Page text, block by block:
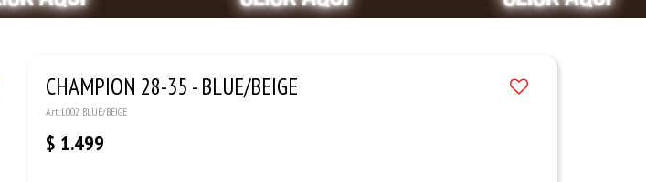
CHAMPION 28-35 - BLUE/BEIGE
L002 BLUE/BEIGE
$ 1.499